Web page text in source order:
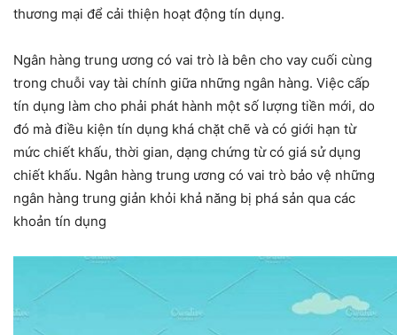
thương mại để cải thiện hoạt động tín dụng.
Ngân hàng trung ương có vai trò là bên cho vay cuối cùng
trong chuỗi vay tài chính giữa những ngân hàng. Việc cấp
tín dụng làm cho phải phát hành một số lượng tiền mới, do
đó mà điều kiện tín dụng khá chặt chẽ và có giới hạn từ
mức chiết khấu, thời gian, dạng chứng từ có giá sử dụng
chiết khấu. Ngân hàng trung ương có vai trò bảo vệ những
ngân hàng trung giản khỏi khả năng bị phá sản qua các
khoản tín dụng